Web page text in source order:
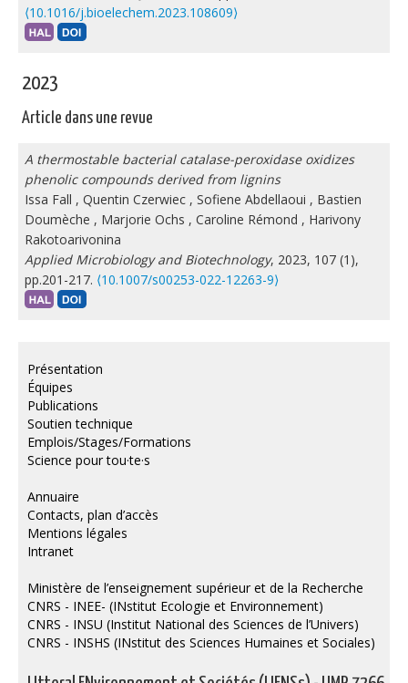
⟨10.1016/j.bioelechem.2023.108609⟩
2023
Article dans une revue
A thermostable bacterial catalase-peroxidase oxidizes
phenolic compounds derived from lignins
Issa Fall , Quentin Czerwiec , Sofiene Abdellaoui , Bastien
Doumèche , Marjorie Ochs , Caroline Rémond , Harivony
Rakotoarivonina
Applied Microbiology and Biotechnology, 2023, 107 (1),
pp.201-217. ⟨10.1007/s00253-022-12263-9⟩
Présentation
Équipes
Publications
Soutien technique
Emplois/Stages/Formations
Science pour tou·te·s
Annuaire
Contacts, plan d’accès
Mentions légales
Intranet
Ministère de l’enseignement supérieur et de la Recherche
CNRS - INEE- (INstitut Ecologie et Environnement)
CNRS - INSU (Institut National des Sciences de l’Univers)
CNRS - INSHS (INstitut des Sciences Humaines et Sociales)